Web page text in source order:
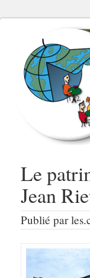
Le
Jean
Publié par